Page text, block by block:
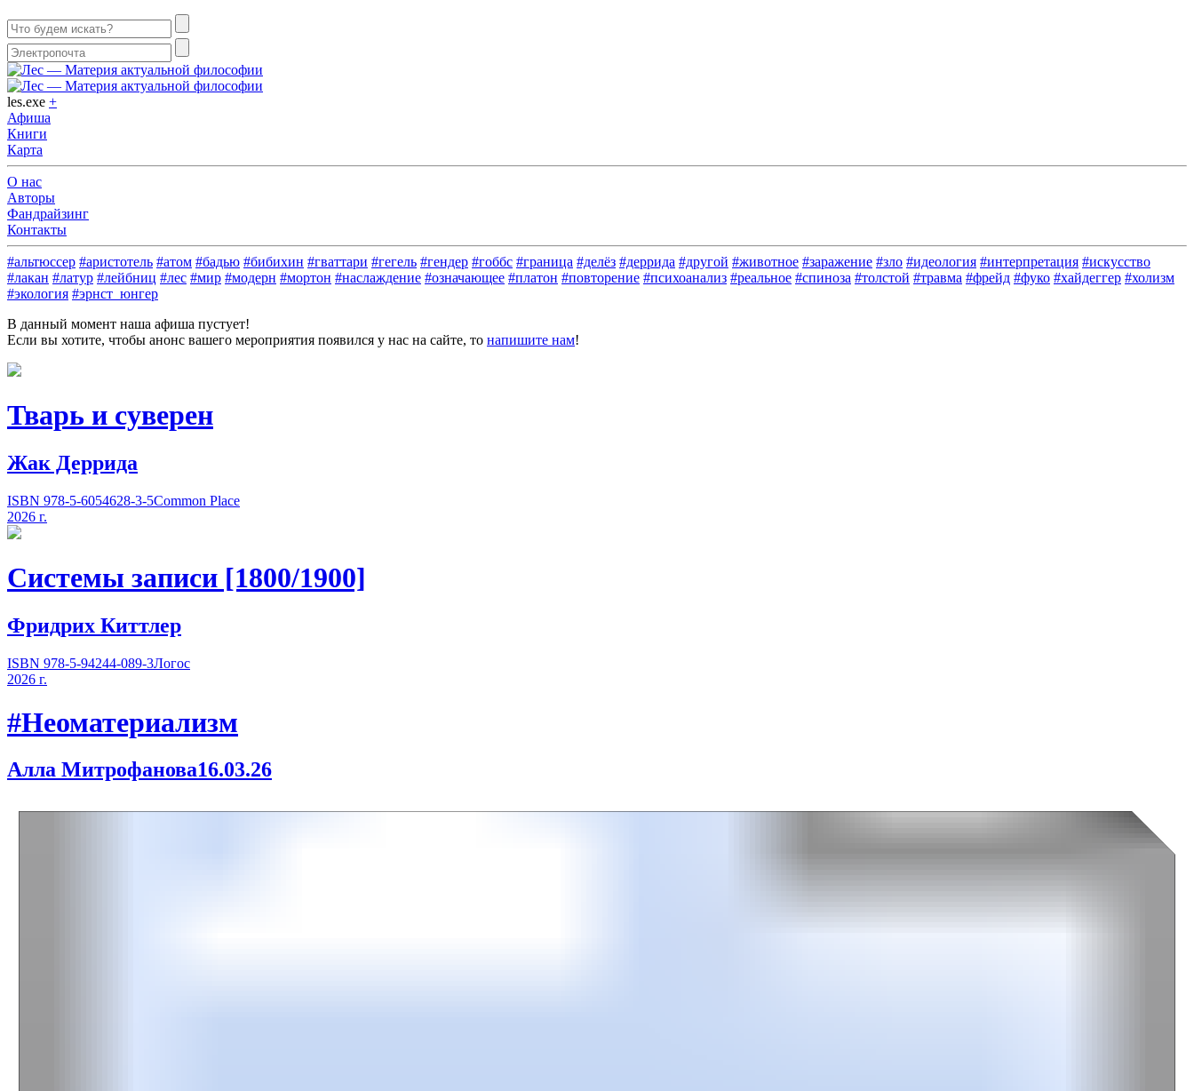
les.exe +
Афиша
Книги
Карта
О нас
Авторы
Фандрайзинг
Контакты
#альтюссер #аристотель #атом #бадью #бибихин #гваттари #гегель #гендер #гоббс #граница #делёз #деррида #другой #животное #заражение #зло #идеология #интерпретация #искусство
#лакан #латур #лейбниц #лес #мир #модерн #мортон #наслаждение #означающее #платон #повторение #психоанализ #реальное #спиноза #толстой #травма #фрейд #фуко #хайдеггер #холизм
#экология #эрнст_юнгер
В данный момент наша афиша пустует!
Если вы хотите, чтобы анонс вашего мероприятия появился у нас на сайте, то напишите нам!
Тварь и суверен
Жак Деррида
ISBN 978-5-6054628-3-5Common Place
2026 г.
Системы записи [1800/1900]
Фридрих Киттлер
ISBN 978-5-94244-089-3Логос
2026 г.
#Неоматериализм
Алла Митрофанова16.03.26